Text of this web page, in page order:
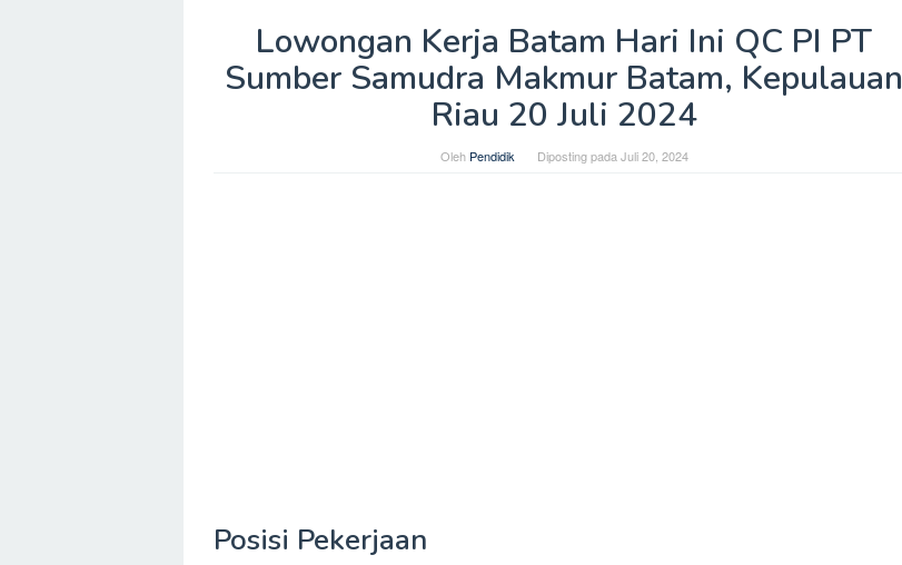
Lowongan Kerja Batam Hari Ini QC PI PT
Sumber Samudra Makmur Batam, Kepulauan
Riau 20 Juli 2024
Oleh Pendidik Diposting pada Juli 20, 2024
Posisi Pekerjaan